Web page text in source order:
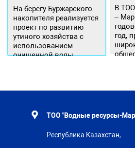
На берегу Буржарского
накопителя реализуется
проект по развитию
утиного хозяйства с
использованием
очищенной воды
В
–
год,
ТОО "Водные ресурсы-
Республика Казахстан,